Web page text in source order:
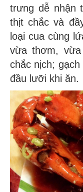
trưng dễ nhận
thịt chắc và
loại cua cùng
vừa thơm, vừa
chắc nịch;
đầu lưỡi khi ăn.